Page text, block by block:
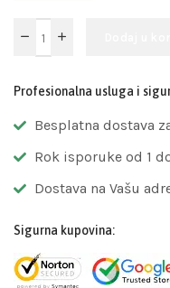
Profesionalna usluga i
Besplatna dostava
Rok isporuke od 1
Dostava na Vašu
Sigurna kupovina: